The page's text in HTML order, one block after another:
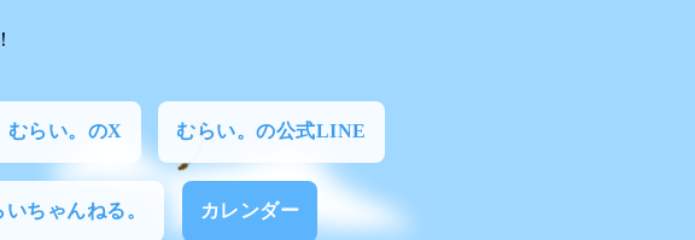
むらい。のX むらい。の公式LINE
ちゃんねる。 カレンダー